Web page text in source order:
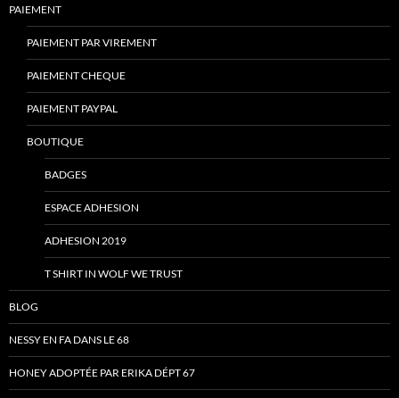
PAIEMENT
PAIEMENT PAR VIREMENT
PAIEMENT CHEQUE
PAIEMENT PAYPAL
BOUTIQUE
BADGES
ESPACE ADHESION
ADHESION 2019
T SHIRT IN WOLF WE TRUST
BLOG
NESSY EN FA DANS LE 68
HONEY ADOPTÉE PAR ERIKA DÉPT 67